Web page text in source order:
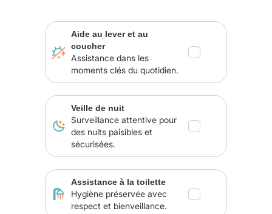
Aide au lever et au
coucher
Assistance dans les
moments clés du quotidien.
Veille de nuit
Surveillance attentive pour
des nuits paisibles et
sécurisées.
Assistance à la toilette
Hygiène préservée avec
respect et bienveillance.